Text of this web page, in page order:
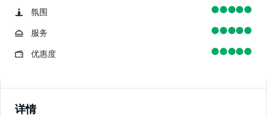
氛围
服务
优惠度
详情